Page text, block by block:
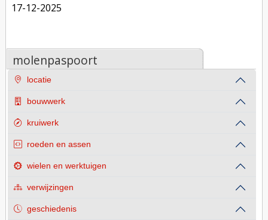
17-12-2025
molenpaspoort
locatie
bouwwerk
kruiwerk
roeden en assen
wielen en werktuigen
verwijzingen
geschiedenis